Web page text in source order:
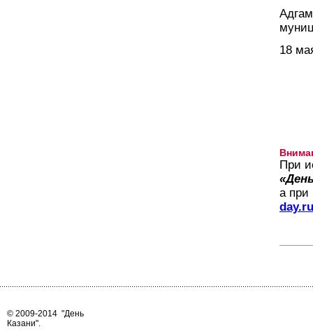
18
При
а при
day.ru
© 2009-2014 "День
Казани".